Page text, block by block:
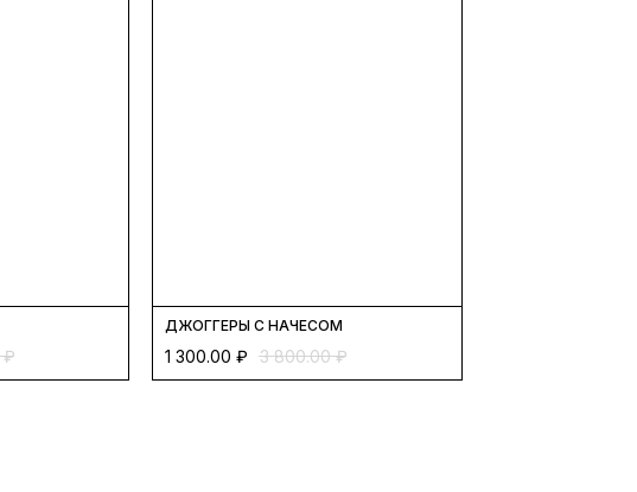
₽
ДЖОГГЕРЫ С НАЧЕСОМ
1 300.00 ₽ 3 800.00 ₽